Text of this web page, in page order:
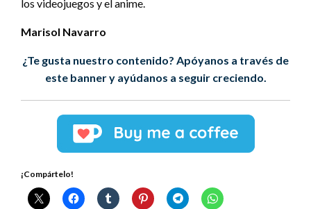
los videojuegos y el anime.
Marisol Navarro
¿Te gusta nuestro contenido? Apóyanos a través de
este banner y ayúdanos a seguir creciendo.
¡Compártelo!